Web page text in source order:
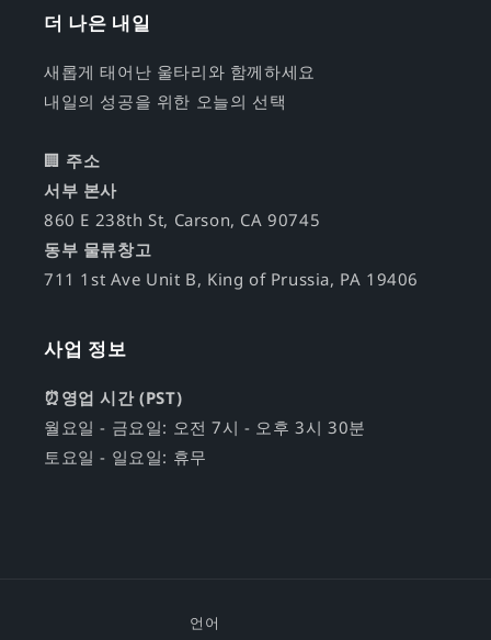
더 나은 내일
새롭게 태어난 울타리와 함께하세요
내일의 성공을 위한 오늘의 선택
🏢 주소
서부 본사
860 E 238th St, Carson, CA 90745
동부 물류창고
711 1st Ave Unit B, King of Prussia, PA 19406
사업 정보
⏰영업 시간 (PST)
월요일 - 금요일: 오전 7시 - 오후 3시 30분
토요일 - 일요일: 휴무
언어